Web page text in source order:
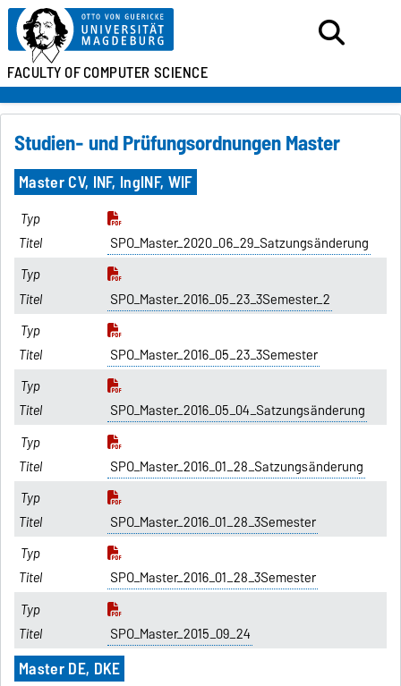
FACULTY OFCOMPUTER SCIENCE
Studien- und Prüfungsordnungen Master
Master CV, INF, IngINF, WIF
SPO_Master_2020_06_29_Satzungsänderung
SPO_Master_2016_05_23_3Semester_2
SPO_Master_2016_05_23_3Semester
SPO_Master_2016_05_04_Satzungsänderung
SPO_Master_2016_01_28_Satzungsänderung
SPO_Master_2016_01_28_3Semester
SPO_Master_2016_01_28_3Semester
SPO_Master_2015_09_24
Master DE, DKE